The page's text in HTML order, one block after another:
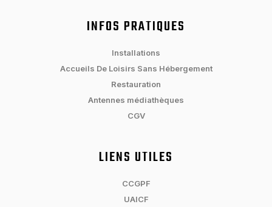
INFOS PRATIQUES
Installations
Accueils De Loisirs Sans Hébergement
Restauration
Antennes médiathèques
CGV
LIENS UTILES
CCGPF
UAICF